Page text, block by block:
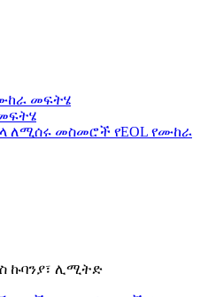
መፍትሄ
ለሚሰሩ መስመሮች የEOL የሙከራ
ኩባንያ፣ ሊሚትድ